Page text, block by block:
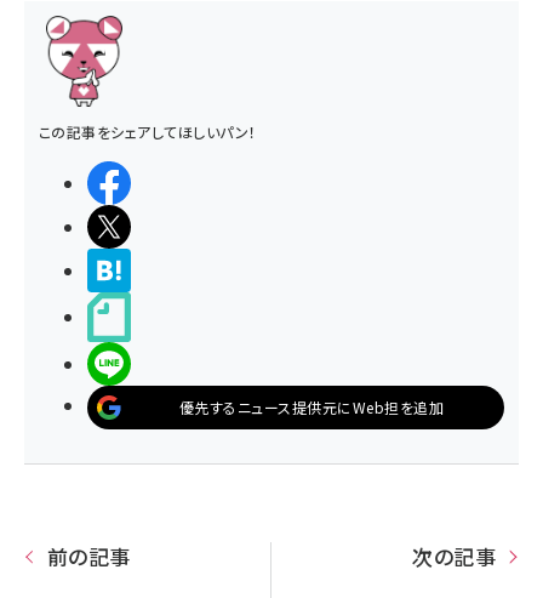
この記事をシェアしてほしいパン！
優先するニュース提供元にWeb担を追加
前の記事 次の記事